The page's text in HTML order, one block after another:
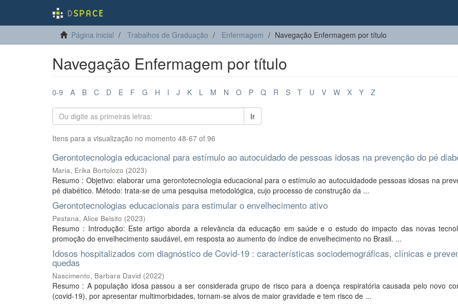
Página inicial Trabalhos de Graduação Enfermagem Navegação Enfermagem por título
Navegação Enfermagem por título
0-9 A B C D E F G H I J K L M N O P Q R S T U V W X Y Z
Ir
Itens para a visualização no momento 48-67 of 96
Gerontotecnologia educacional para estímulo ao autocuidado de pessoas idosas na prevenção do pé
Maria, Erika Bortolozo (2023)
Resumo : Objetivo: elaborar uma gerontotecnologia educacional para o estímulo ao autocuidadode pessoas idosas na
pé diabético. Método: trata-se de uma pesquisa metodológica, cujo processo de construção da ...
Gerontotecnologias educacionais para estimular o envelhecimento ativo
Pestana, Alice Belsito (2023)
Resumo : Introdução: Este artigo aborda a relevância da educação em saúde e o estudo do impacto das novas
promoção do envelhecimento saudável, em resposta ao aumento do índice de envelhecimento no Brasil. ...
Idosos hospitalizados com diagnóstico de Covid-19 : características sociodemográficas, clínicas e
quedas
Nascimento, Barbara David (2022)
Resumo : A população idosa passou a ser considerada grupo de risco para a doença respiratória causada pelo novo
(covid-19), por apresentar multimorbidades, tornam-se alvos de maior gravidade e tem risco de ...